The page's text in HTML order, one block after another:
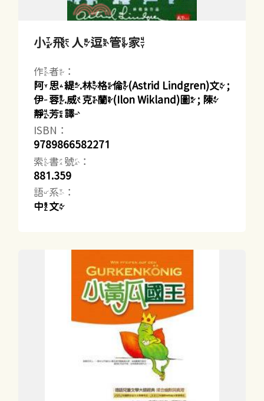
小飛人逗管家
作者：
阿思緹.林格倫(Astrid Lindgren)文 ;
伊蓉.威克蘭(Ilon Wikland)圖 ; 陳
靜芳譯
ISBN：
9789866582271
索書號：
881.359
語系：
中文